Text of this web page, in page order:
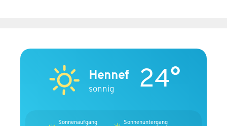
Hennef
sonnig 24°
Sonnenaufgang
Sonnenuntergang